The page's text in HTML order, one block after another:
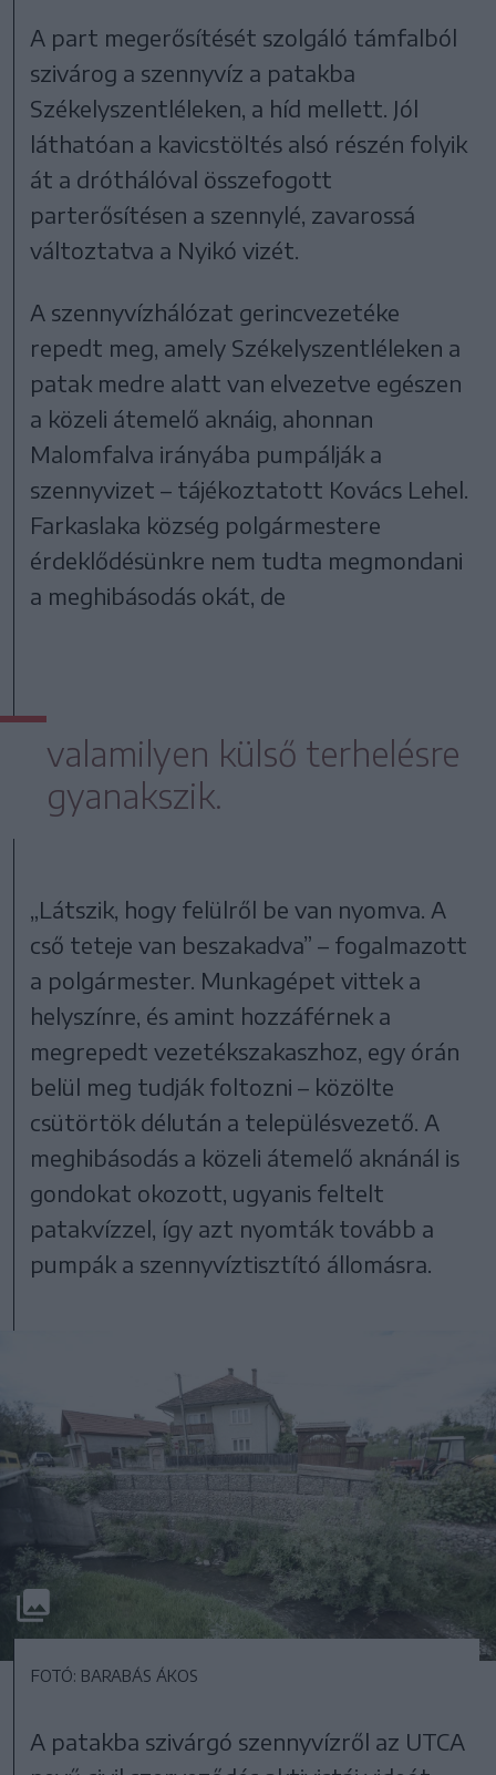
A part megerősítését szolgáló támfalból
szivárog a szennyvíz a patakba
Székelyszentléleken, a híd mellett. Jól
láthatóan a kavicstöltés alsó részén folyik
át a dróthálóval összefogott
parterősítésen a szennylé, zavarossá
változtatva a Nyikó vizét.
A szennyvízhálózat gerincvezetéke
repedt meg, amely Székelyszentléleken a
patak medre alatt van elvezetve egészen
a közeli átemelő aknáig, ahonnan
Malomfalva irányába pumpálják a
szennyvizet – tájékoztatott Kovács Lehel.
Farkaslaka község polgármestere
érdeklődésünkre nem tudta megmondani
a meghibásodás okát, de
valamilyen külső terhelésre
gyanakszik.
„Látszik, hogy felülről be van nyomva. A
cső teteje van beszakadva” – fogalmazott
a polgármester. Munkagépet vittek a
helyszínre, és amint hozzáférnek a
megrepedt vezetékszakaszhoz, egy órán
belül meg tudják foltozni – közölte
csütörtök délután a településvezető. A
meghibásodás a közeli átemelő aknánál is
gondokat okozott, ugyanis feltelt
patakvízzel, így azt nyomták tovább a
pumpák a szennyvíztisztító állomásra.
FOTÓ: BARABÁS ÁKOS
A patakba szivárgó szennyvízről az UTCA